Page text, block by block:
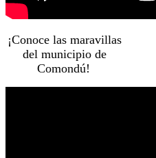
¡Conoce las maravillas
del municipio de
Comondú!